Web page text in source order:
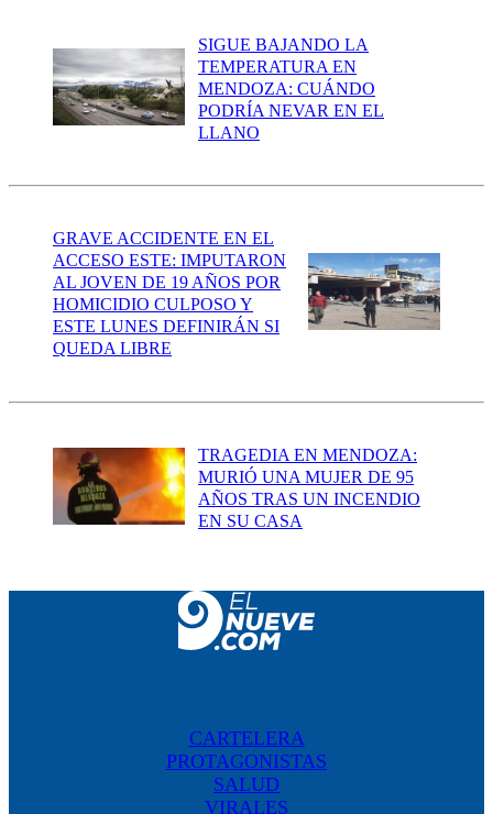
SIGUE BAJANDO LA
TEMPERATURA EN
MENDOZA: CUÁNDO
PODRÍA NEVAR EN EL
LLANO
GRAVE ACCIDENTE EN EL
ACCESO ESTE: IMPUTARON
AL JOVEN DE 19 AÑOS POR
HOMICIDIO CULPOSO Y
ESTE LUNES DEFINIRÁN SI
QUEDA LIBRE
TRAGEDIA EN MENDOZA:
MURIÓ UNA MUJER DE 95
AÑOS TRAS UN INCENDIO
EN SU CASA
CARTELERA
PROTAGONISTAS
SALUD
VIRALES